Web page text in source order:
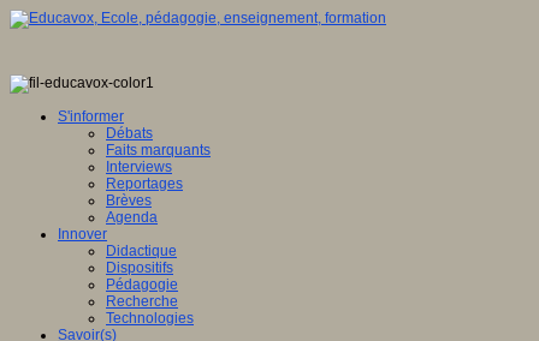
S'informer
Débats
Faits marquants
Interviews
Reportages
Brèves
Agenda
Innover
Didactique
Dispositifs
Pédagogie
Recherche
Technologies
Savoir(s)